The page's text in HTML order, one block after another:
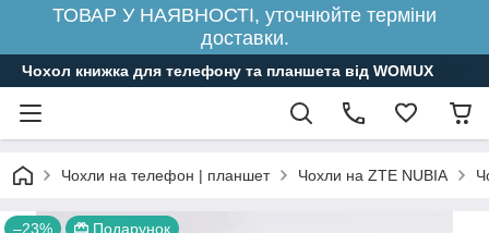
ТОВАР У НАЯВНОСТІ, уточнюйте терміни
доставки.
Чохол книжка для телефону та планшета від WOMUX
Чохли на телефон | планшет Чохли на ZTE NUBIA
–23% Подарунок